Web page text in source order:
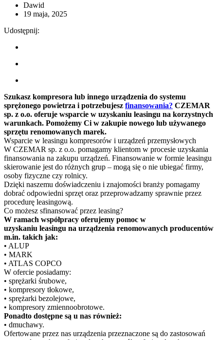
Dawid
19 maja, 2025
Udostępnij:
Szukasz kompresora lub innego urządzenia do systemu
sprężonego powietrza i potrzebujesz finansowania? CZEMAR
sp. z o.o. oferuje wsparcie w uzyskaniu leasingu na korzystnych
warunkach. Pomożemy Ci w zakupie nowego lub używanego
sprzętu renomowanych marek.
Wsparcie w leasingu kompresorów i urządzeń przemysłowych
W CZEMAR sp. z o.o. pomagamy klientom w procesie uzyskania
finansowania na zakupu urządzeń. Finansowanie w formie leasingu
skierowanie jest do różnych grup – mogą się o nie ubiegać firmy,
osoby fizyczne czy rolnicy.
Dzięki naszemu doświadczeniu i znajomości branży pomagamy
dobrać odpowiedni sprzęt oraz przeprowadzamy sprawnie przez
procedurę leasingową.
Co możesz sfinansować przez leasing?
W ramach współpracy oferujemy pomoc w
uzyskaniu leasingu na urządzenia renomowanych producentów
m.in. takich jak:
• ALUP
• MARK
• ATLAS COPCO
W ofercie posiadamy:
• sprężarki śrubowe,
• kompresory tłokowe,
• sprężarki bezolejowe,
• kompresory zmiennoobrotowe.
Ponadto dostępne są u nas również:
• dmuchawy.
Ofertowane przez nas urządzenia przeznaczone są do zastosowań